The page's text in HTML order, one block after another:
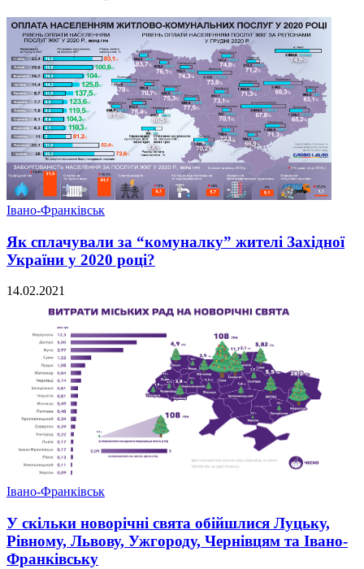
Івано-Франківськ
Як сплачували за “комуналку” жителі Західної
України у 2020 році?
14.02.2021
Івано-Франківськ
У скільки новорічні свята обійшлися Луцьку,
Рівному, Львову, Ужгороду, Чернівцям та Івано-
Франківську